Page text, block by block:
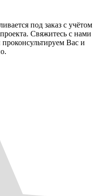
под заказ с учётом
Свяжитесь с нами
Вас и